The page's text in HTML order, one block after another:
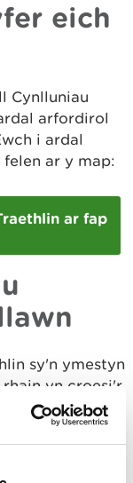
eich
Cynlluniau
arfordirol
i ardal
ar y map:
ar fap
sy'n ymestyn
yn croesi'r
ar gyfer